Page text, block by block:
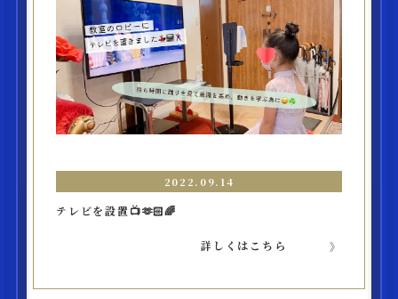
2022.09.14
テレビを設置📺🫶🏻🌈
詳しくはこちら